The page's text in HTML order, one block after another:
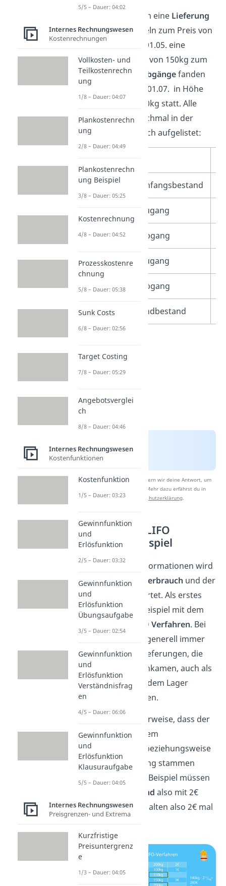
Am 01.02.2018 kam eine Lieferung
mit 100kg Kartoffeln zum Preis von
1€/kg an und am 01.05. eine
weitere Lieferung
von 150kg zum
Preis von 3€/kg.
Abgängefanden
am 01.04. und am 01.07. in Höhe
von 110kg und 200kg statt. Alle
Vorgänge sind nochmal in der
Tabelle übersichtlich aufgelistet:
01.01.2018 Anfangsbestand
Zugang
01.04.2018 Abgang
01.05.2018 Zugang
01.07.2018 Abgang
31.12.2018 Endbestand
Nach Beantwortung speichern wir deine Antwort, um
Studyflix zu verbessern. Mehr dazu erfährst du in
unserer
Datenschutzerklärung.
Periodisches LIFO
Verfahren Beispiel
Mit Hilfe dieser Informationen wird
nun derMaterialverbrauch und der
Endbestand
bewertet. Als erstes
lösen wir dieses Beispiel mit dem
periodischen LIFO Verfahren. Bei
diesem geht man generell immer
davon aus, dass Lieferungen, die
zuletzt im Lager ankamen, auch als
erstes wieder aus dem Lager
entnommen werden.
Das heißt logischerweise, dass der
Endbestand aus dem
Anfangsbestand, beziehungsweise
der ersten Lieferung stammen
muss. In unserem Beispiel müssen
Endbestand also mit 2€
bewerten, und erhalten also 2€ mal
5/5 – Dauer: 04:02
Internes Rechnungswesen
Kostenrechnungen
Vollkosten- und
Teilkostenrechn
ung
1/8 – Dauer: 04:07
Plankostenrechn
ung
2/8 – Dauer: 04:49
Plankostenrechn
ung Beispiel
3/8 – Dauer: 05:25
Kostenrechnung
4/8 – Dauer: 04:52
Prozesskostenre
chnung
5/8 – Dauer: 05:38
Sunk Costs
6/8 – Dauer: 02:56
Target Costing
7/8 – Dauer: 05:29
Angebotsverglei
ch
8/8 – Dauer: 04:46
Internes Rechnungswesen
Kostenfunktionen
Kostenfunktion
1/5 – Dauer: 03:23
Gewinnfunktion
und
Erlösfunktion
2/5 – Dauer: 03:32
Gewinnfunktion
und
Erlösfunktion
Übungsaufgabe
3/5 – Dauer: 02:54
Gewinnfunktion
und
Erlösfunktion
Verständnisfrag
en
4/5 – Dauer: 06:06
Gewinnfunktion
und
Erlösfunktion
Klausuraufgabe
5/5 – Dauer: 04:05
Internes Rechnungswesen
Preisgrenzen- und Extrema
Kurzfristige
Preisuntergrenz
e
1/3 – Dauer: 04:05